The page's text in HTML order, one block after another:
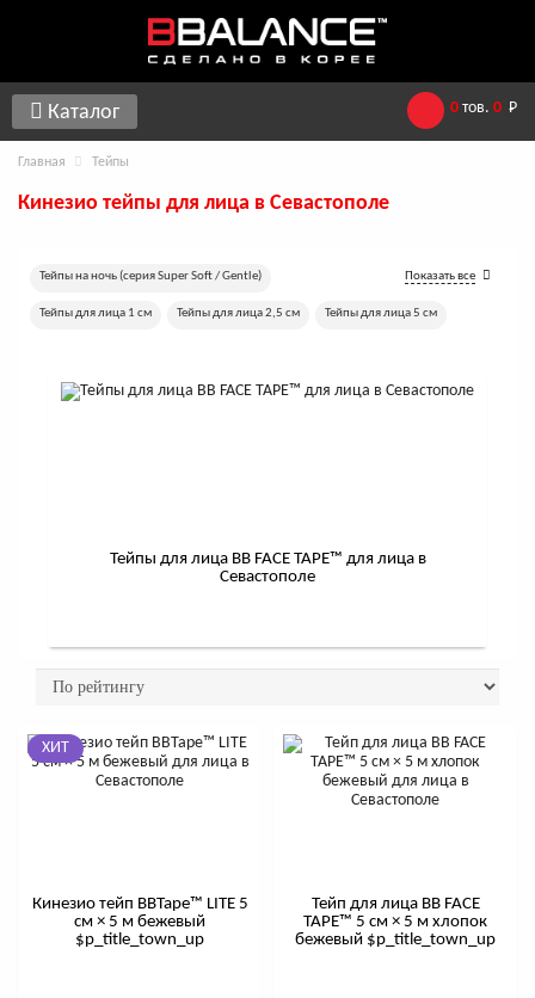
Каталог 0 тов. 0 Р
Главная Тейпы
Кинезио тейпы для лица в Севастополе
Показать все
Тейпы на ночь (серия Super Soft / Gentle)
Тейпы для лица 1 см Тейпы для лица 2,5 см Тейпы для лица 5 см
Перфорированные тейпы для лица Тейпы для лица 7,5 см
Тейпы для лица BB FACE TAPE™ для лица в
Севастополе
ХИТ
Кинезио тейп BBTape™ LITE 5
см × 5 м бежевый
$р_title_town_up
Тейп для лица BB FACE
TAPE™ 5 см × 5 м хлопок
бежевый $р_title_town_up